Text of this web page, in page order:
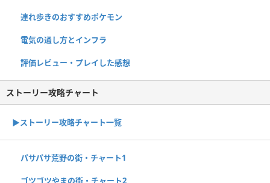
連れ歩きのおすすめポケモン
電気の通し方とインフラ
評価レビュー・プレイした感想
ストーリー攻略チャート
▶ストーリー攻略チャート一覧
パサパサ荒野の街・チャート1
ゴツゴツやまの街・チャート2